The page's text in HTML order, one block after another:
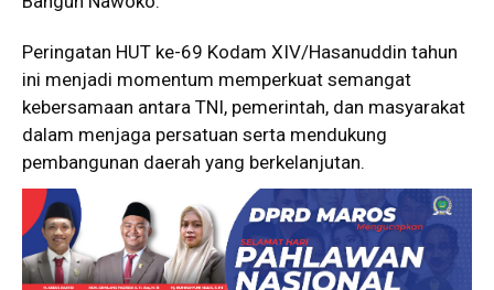
Peringatan HUT ke-69 Kodam XIV/Hasanuddin tahun
ini menjadi momentum memperkuat semangat
kebersamaan antara TNI, pemerintah, dan masyarakat
dalam menjaga persatuan serta mendukung
pembangunan daerah yang berkelanjutan.